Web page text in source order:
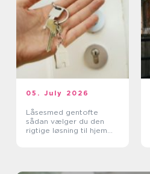
05. July 2026
Låsesmed gentofte
sådan vælger du den
rigtige løsning til hjem